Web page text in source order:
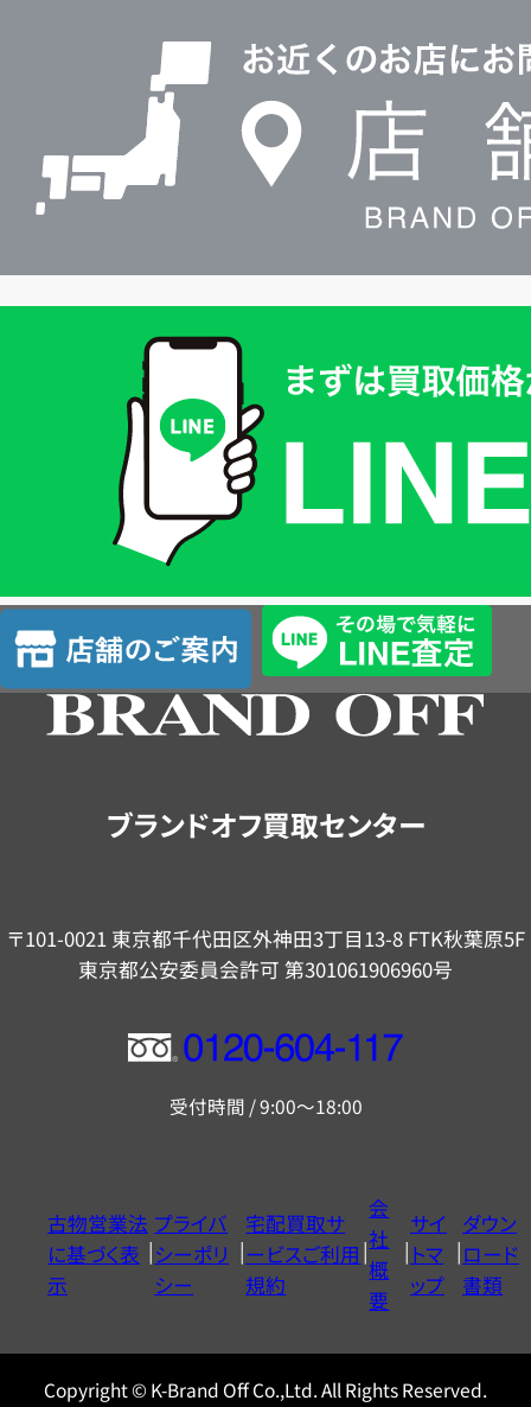
査
定
店
舗
の
ブランドオフ買取センター
〒101-0021 東京都千代田区外神田3丁目13-8 FTK秋葉原5F
東京都公安委員会許可 第301061906960号
フ
ー
ヤ
ル
0120604117
受付時間 / 9:00～18:00
古物営業法
に基づく表
示
プライバ
シーポリ
シー
宅配買取サ
ービスご利用
規約
会
社
概
要
サイ
トマ
ップ
ダウン
ロード
書類
Copyright © K-Brand Off Co.,Ltd. All Rights Reserved.